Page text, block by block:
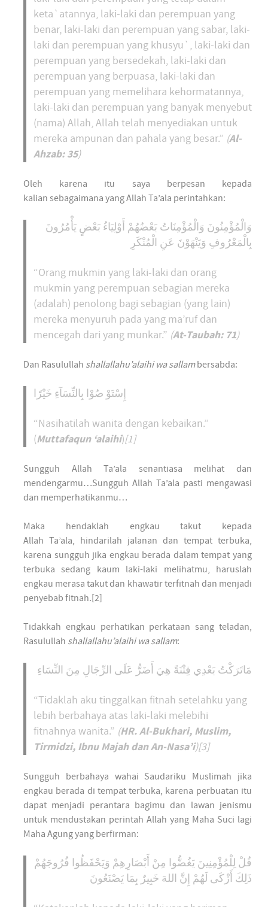
keta`atannya, laki-laki dan perempuan yang
benar, laki-laki dan perempuan yang sabar, laki-
laki dan perempuan yang khusyu`, laki-laki dan
perempuan yang bersedekah, laki-laki dan
perempuan yang berpuasa, laki-laki dan
perempuan yang memelihara kehormatannya,
laki-laki dan perempuan yang banyak menyebut
(nama) Allah, Allah telah menyediakan untuk
mereka ampunan dan pahala yang besar.” (Al-
Ahzab: 35)
Oleh karena itu saya berpesan kepada
kalian sebagaimana yang Allah Ta’ala perintahkan:
وَالْمُؤْمِنُونَ وَالْمُؤْمِنَاتُ بَعْضُهُمْ أَوْلِيَاءُ بَعْضٍ يَأْمُرُونَ
بِالْمَعْرُوفِ وَيَنْهَوْنَ عَنِ الْمُنْكَرِ
“Orang mukmin yang laki-laki dan orang
mukmin yang perempuan sebagian mereka
(adalah) penolong bagi sebagian (yang lain)
mereka menyuruh pada yang ma’ruf dan
mencegah dari yang munkar.” (At-Taubah: 71)
Dan Rasulullah shallallahu’alaihi wa sallambersabda:
إِسْتَوْ صُوْا بِالنِّسَآءِ خَيْرًا
“Nasihatilah wanita dengan kebaikan.”
(Muttafaqun ‘alaihi)[1]
Sungguh Allah Ta’ala senantiasa melihat dan
mendengarmu…Sungguh Allah Ta’ala pasti mengawasi
dan memperhatikanmu…
Maka hendaklah engkau takut kepada
Allah Ta’ala, hindarilah jalanan dan tempat terbuka,
karena sungguh jika engkau berada dalam tempat yang
terbuka sedang kaum laki-laki melihatmu, haruslah
engkau merasa takut dan khawatir terfitnah dan menjadi
penyebab fitnah.[2]
Tidakkah engkau perhatikan perkataan sang teladan,
Rasulullah shallallahu’alaihi wa sallam:
مَاتَرَكْتُ بَعْدِي فِتْنَةً هِيَ أَضَرُّ عَلَى الرِّجَالِ مِنَ النِّسَاءِ
“Tidaklah aku tinggalkan fitnah setelahku yang
lebih berbahaya atas laki-laki melebihi
fitnahnya wanita.” (HR. Al-Bukhari, Muslim,
Tirmidzi, Ibnu Majah dan An-Nasa’i)[3]
Sungguh berbahaya wahai Saudariku Muslimah jika
engkau berada di tempat terbuka, karena perbuatan itu
dapat menjadi perantara bagimu dan lawan jenismu
untuk mendustakan perintah Allah yang Maha Suci lagi
Maha Agung yang berfirman:
قُلْ لِلْمُؤْمِنِينَ يَغُضُّوا مِنْ أَبْصَارِهِمْ وَيَحْفَظُوا فُرُوجَهُمْ
ذَلِكَ أَزْكَى لَهُمْ إِنَّ اللهَ خَبِيرٌ بِمَا يَصْنَعُونَ